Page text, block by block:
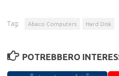
Tag: Abaco Computers Hard Disk
POTREBBERO